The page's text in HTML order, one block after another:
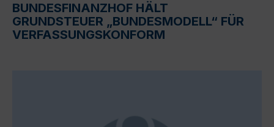
BUNDESFINANZHOF HÄLT
GRUNDSTEUER „BUNDESMODELL“ FÜR
VERFASSUNGSKONFORM